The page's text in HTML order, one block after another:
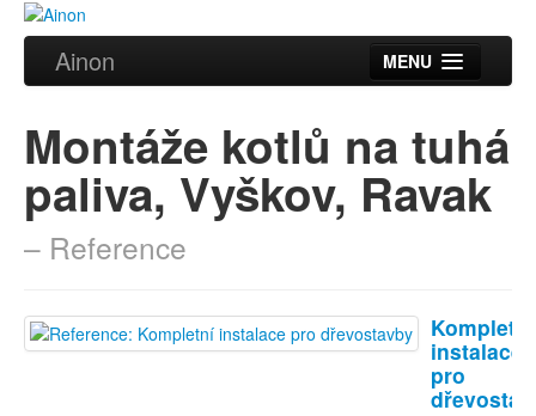
Ainon
MENU
Služby
Reference
Videa
Partneři
Montáže kotlů na tuhá
paliva, Vyškov, Ravak
– Reference
Kompletní
instalace
pro